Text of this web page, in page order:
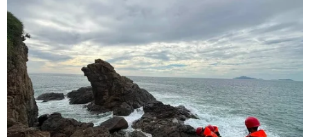
ASEAN Cup 2026 ngày 8/8: Xác định
đối thủ của đội tuyển Việt Nam ở bán
kết
08/08/2026 03:50
Tuyển Việt Nam giành vé vào
bán kết, vì sao ông Kim Sang-sik vẫn